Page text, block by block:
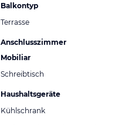
Balkontyp
Terrasse
Anschlusszimmer
Mobiliar
Schreibtisch
Haushaltsgeräte
Kühlschrank